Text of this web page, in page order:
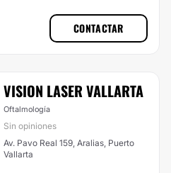
CONTACTAR
VISION LASER VALLARTA
Oftalmología
Sin opiniones
Av. Pavo Real 159, Aralias, Puerto
Vallarta